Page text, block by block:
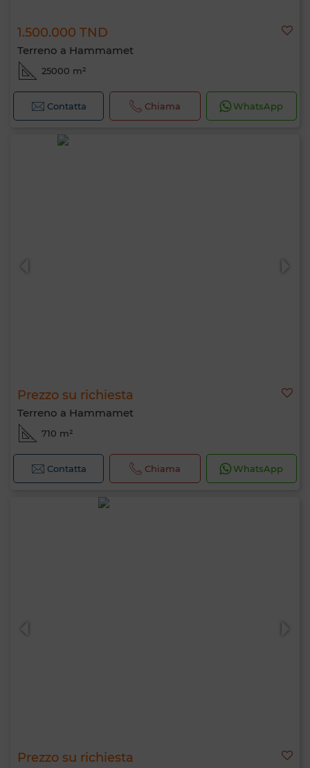
1.500.000 TND
Terreno a Hammamet
25000 m²
Contatta Chiama WhatsApp
Prezzo su richiesta
Terreno a Hammamet
710 m²
Contatta Chiama WhatsApp
Prezzo su richiesta